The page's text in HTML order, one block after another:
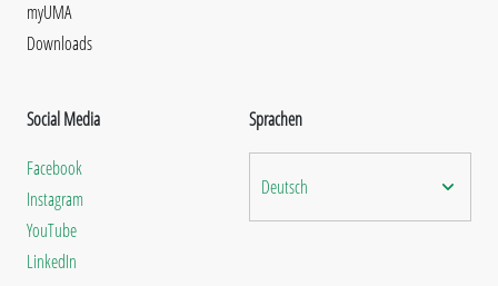
myUMA
Downloads
Social Media
Facebook
Instagram
YouTube
LinkedIn
Sprachen
Deutsch